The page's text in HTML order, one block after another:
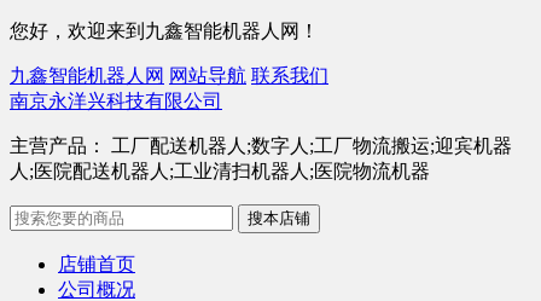
您好，欢迎来到九鑫智能机器人网！
九鑫智能机器人网 网站导航 联系我们
南京永洋兴科技有限公司
主营产品： 工厂配送机器人;数字人;工厂物流搬运;迎宾机器
人;医院配送机器人;工业清扫机器人;医院物流机器
店铺首页
公司概况